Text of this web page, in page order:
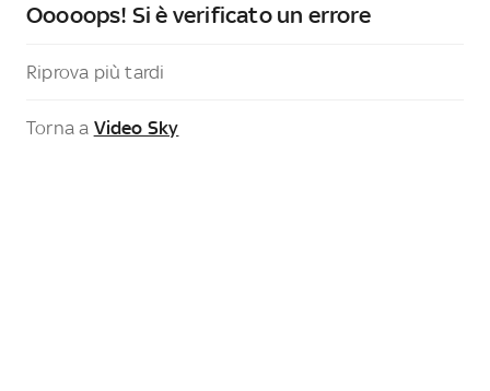
Ooooops! Si è verificato un errore
Riprova più tardi
Torna a Video Sky